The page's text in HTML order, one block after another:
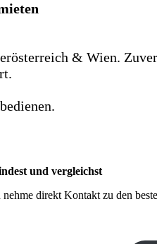
& Wien.
und vergleichst
direkt Kontakt zu den